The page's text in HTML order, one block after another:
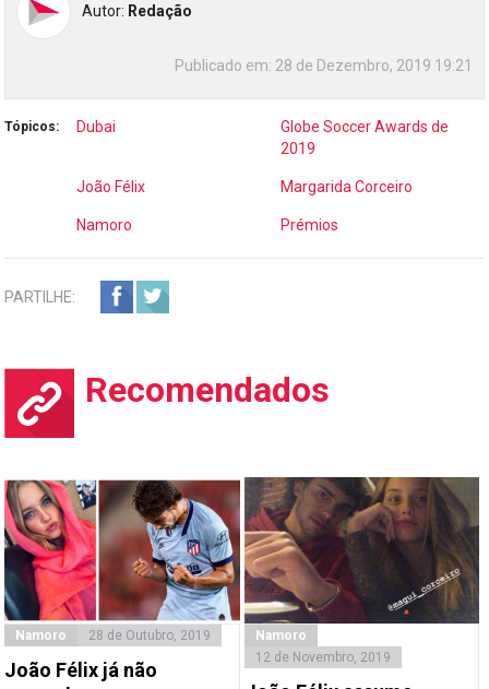
Autor: Redação
Publicado em: 28 de Dezembro, 2019 19:21
Tópicos: Dubai
Globe Soccer Awards de
2019
João Félix Margarida Corceiro
Namoro Prémios
PARTILHE:
Recomendados
Namoro 28 de Outubro, 2019
João Félix já não
Namoro
12 de Novembro, 2019